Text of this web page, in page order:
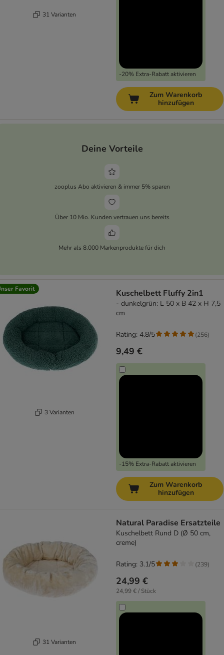
31 Varianten
-20% Extra-Rabatt aktivieren
Zum Warenkorb
hinzufügen
Deine Vorteile
zooplus Abo aktivieren & immer 5% sparen
Über 10 Mio. Kunden vertrauen uns bereits
Mehr als 8.000 Markenprodukte für dich
Favorit
3 Varianten
Kuschelbett Fluffy 2in1
- dunkelgrün: L 50 x B 42 x H 7,5
cm
9,49 €
-15% Extra-Rabatt aktivieren
Rating: 4.8/5 (256)
Zum Warenkorb
hinzufügen
31 Varianten
Natural Paradise Ersatzteile
Kuschelbett Rund D (Ø 50 cm,
creme)
24,99 €
24,99 € / Stück
Rating: 3.1/5 (239)